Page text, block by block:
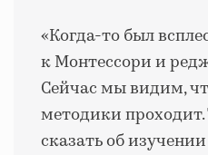
«Когда-то был
к Монтессори и
Сейчас мы видим,
методики
сказать об